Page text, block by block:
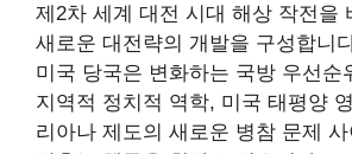
제2차 세계 대전 시대 해상 작전을
새로운 대전략의 개발을 구성합니
미국 당국은 변화하는 국방 우선순
지역적 정치적 역학, 미국 태평양
리아나 제도의 새로운 병참 문제